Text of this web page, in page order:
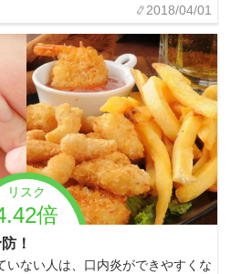
2018/04/01
リスク
倍
！
いない人は、口内炎ができやすくな